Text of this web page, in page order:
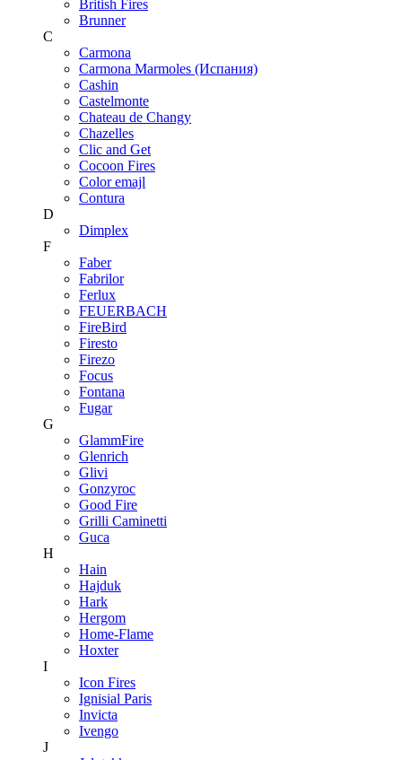
British Fires
Brunner
C
Carmona
Carmona Marmoles (Испания)
Cashin
Castelmonte
Chateau de Changy
Chazelles
Clic and Get
Cocoon Fires
Color emajl
Contura
D
Dimplex
F
Faber
Fabrilor
Ferlux
FEUERBACH
FireBird
Firesto
Firezo
Focus
Fontana
Fugar
G
GlammFire
Glenrich
Glivi
Gonzyroc
Good Fire
Grilli Caminetti
Guca
H
Hain
Hajduk
Hark
Hergom
Home-Flame
Hoxter
I
Icon Fires
Ignisial Paris
Invicta
Ivengo
J